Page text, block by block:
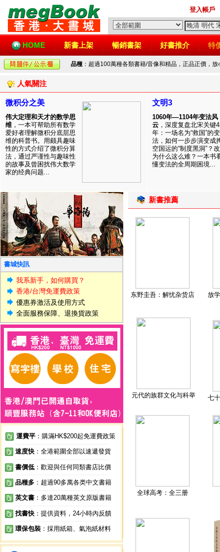
登入帳戶
HOME 新書上架 暢銷書架 好書推介 特
品種 ：超過100萬種各類書籍/音像和精品，正品正價，
人氣關注
微积分之美
伟大定理和天才的数学思
维 ，一本可帮助所有数学
爱好者理解微积分底层思
维的科普书。用颇具趣味
性的方式介绍了微积分算
法，通过严谨性与趣味性
的故事及曾困扰伟大数学
家的经典问题...
文明3
1060年—1104年变法风
云 ，深度复盘北宋关键
年：一场名为“救国”的变
法，如何一步步演变成
空国运的“制度黑洞”？
为什么这么难？一本书
懂变法的全周期困境...
書城快訊
我系新手，如何購買？
香港/台灣免運費政策
優惠券激活及使用方式
全面服務保障、退換貨政策
運費平 ：購滿HK$200起免運費政策
速度快 ：全港範圍全部以速遞發貨
書價低 ：歡迎與任何同類書店比價
品種多 ：超過90多萬各类中文書籍
英文書 ：多達20萬種英文原版書籍
找書快 ：提供資料，24小時內反饋
環保包裝 ：採用紙箱、氣泡紙材料
新書推薦
东野圭吾：解忧杂货店 放
元代的族群文化与科举 七
全球高考：全三册